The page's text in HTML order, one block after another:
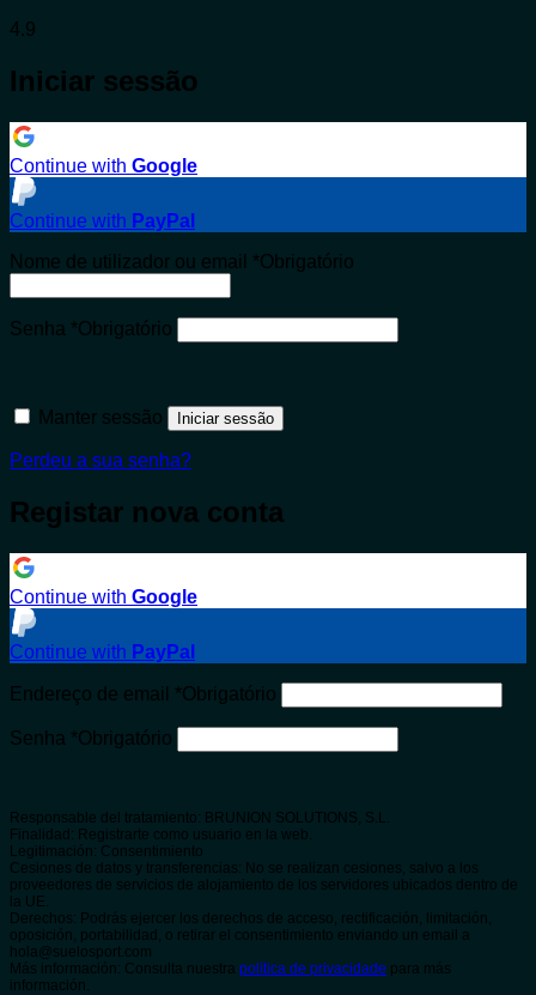
4.9
Iniciar sessão
Continue with Google
Continue with PayPal
Nome de utilizador ou email *Obrigatório
Senha *Obrigatório
Manter sessão Iniciar sessão
Perdeu a sua senha?
Registar nova conta
Continue with Google
Continue with PayPal
Endereço de email *Obrigatório
Senha *Obrigatório
Responsable del tratamiento: BRUNION SOLUTIONS, S.L.
Finalidad: Registrarte como usuario en la web.
Legitimación: Consentimiento
Cesiones de datos y transferencias: No se realizan cesiones, salvo a los
proveedores de servicios de alojamiento de los servidores ubicados dentro de
la UE.
Derechos: Podrás ejercer los derechos de acceso, rectificación, limitación,
oposición, portabilidad, o retirar el consentimiento enviando un email a
hola@suelosport.com
Más información: Consulta nuestra política de privacidade para más
información.